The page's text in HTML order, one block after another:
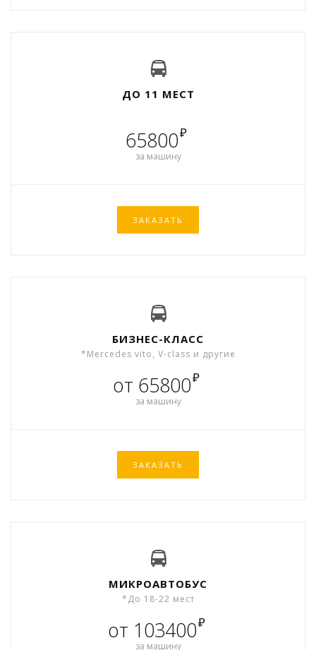
ДО 11 МЕСТ
65800₽
за машину
ЗАКАЗАТЬ
БИЗНЕС-КЛАСС
*Mercedes vito, V-class и другие
от 65800₽
за машину
ЗАКАЗАТЬ
МИКРОАВТОБУС
*До 18-22 мест
от 103400₽
за машину